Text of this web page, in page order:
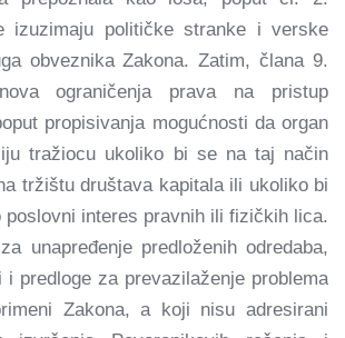
izuzimaju političke stranke i verske
obveznika Zakona. Zatim, člana 9.
ograničenja prava na pristup
propisivanja mogućnosti da organ
tražiocu ukoliko bi se na taj način
tržištu društava kapitala ili ukoliko bi
poslovni interes pravnih ili fizičkih lica.
unapređenje predloženih odredaba,
i predloge za prevazilaženje problema
Zakona, a koji nisu adresirani